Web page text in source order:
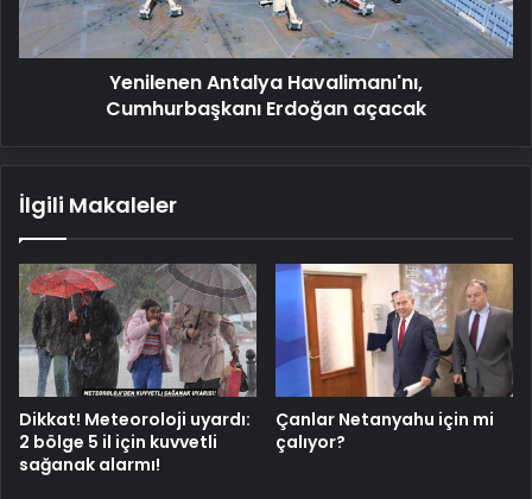
Yenilenen Antalya Havalimanı'nı,
Cumhurbaşkanı Erdoğan açacak
İlgili Makaleler
Dikkat! Meteoroloji uyardı:
2 bölge 5 il için kuvvetli
sağanak alarmı!
Çanlar Netanyahu için mi
çalıyor?